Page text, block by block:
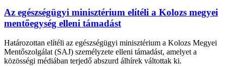
Az egészségügyi minisztérium elítéli a Kolozs megyei
mentőegység elleni támadást
Határozottan elítéli az egészségügyi minisztérium a Kolozs Megyei
Mentőszolgálat (SAJ) személyzete elleni támadást, amelyet a
közösségi médiában terjedő abszurd álhírek váltottak ki.